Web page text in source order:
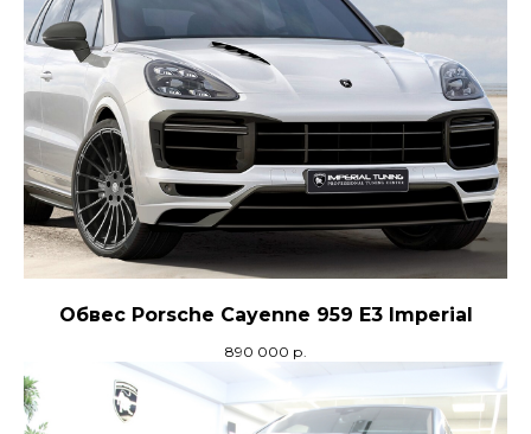
Обвес Porsche Cayenne 959 E3 Imperial
890 000 р.